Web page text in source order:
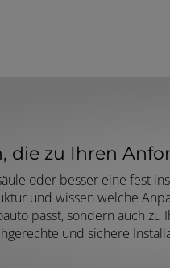
die zu Ihren
oder besser eine fest
und wissen welche
passt, sondern auch
und sichere